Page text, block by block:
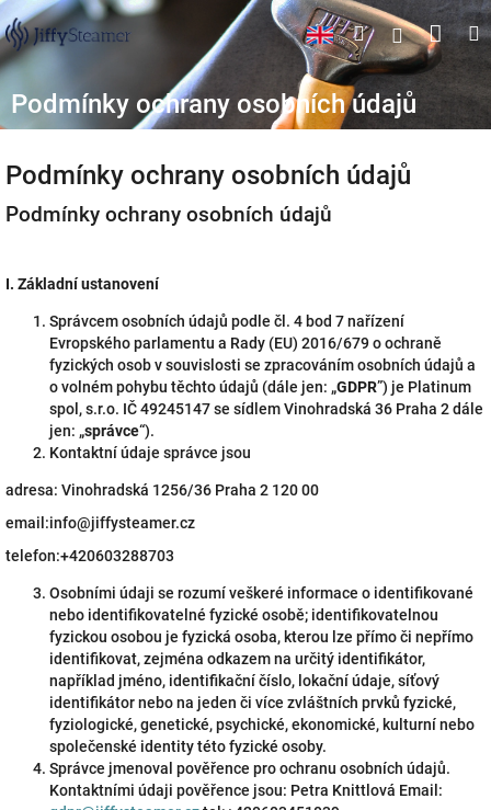
Přejít
na
obsah
HledatPřihlášení
Podmínky ochrany osobních údajů
Podmínky ochrany osobních údajů
Podmínky ochrany osobních údajů
I. Základní ustanovení
Správcem osobních údajů podle čl. 4 bod 7 nařízení
Evropského parlamentu a Rady (EU) 2016/679 o ochraně
fyzických osob v souvislosti se zpracováním osobních údajů a
o volném pohybu těchto údajů (dále jen: „GDPR”) je Platinum
spol, s.r.o. IČ 49245147 se sídlem Vinohradská 36 Praha 2 dále
jen: „správce“).
Kontaktní údaje správce jsou
adresa: Vinohradská 1256/36 Praha 2 120 00
email:info@jiffysteamer.cz
telefon:+420603288703
Osobními údaji se rozumí veškeré informace o identifikované
nebo identifikovatelné fyzické osobě; identifikovatelnou
fyzickou osobou je fyzická osoba, kterou lze přímo či nepřímo
identifikovat, zejména odkazem na určitý identifikátor,
například jméno, identifikační číslo, lokační údaje, síťový
identifikátor nebo na jeden či více zvláštních prvků fyzické,
fyziologické, genetické, psychické, ekonomické, kulturní nebo
společenské identity této fyzické osoby.
Správce jmenoval pověřence pro ochranu osobních údajů.
Kontaktními údaji pověřence jsou: Petra Knittlová Email: